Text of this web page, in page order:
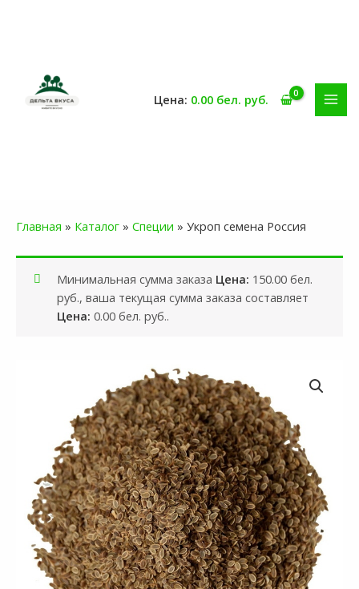
0.00бел. руб.
Главная » Каталог » Специи » Укроп семена Россия
Минимальная сумма заказа 150.00 бел.
руб., ваша текущая сумма заказа составляет
0.00 бел. руб..